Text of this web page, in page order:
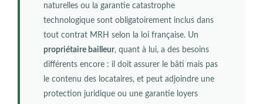
naturelles ou la garantie catastrophe
technologique sont obligatoirement inclus dans
tout contrat MRH selon la loi française. Un
propriétaire bailleur, quant à lui, a des besoins
différents encore : il doit assurer le bâti mais pas
le contenu des locataires, et peut adjoindre une
protection juridique ou une garantie loyers